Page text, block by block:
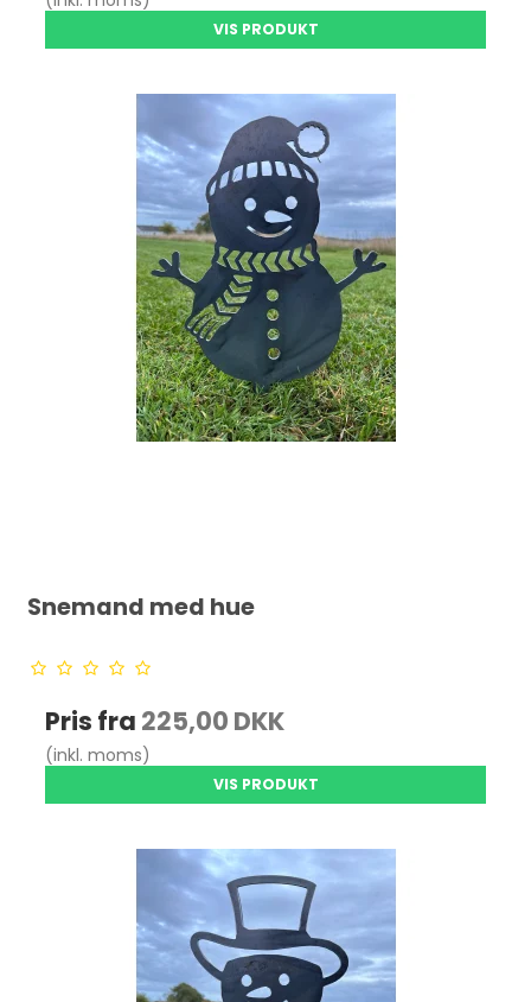
VIS PRODUKT
Snemand med hue
Pris fra 225,00 DKK
(inkl. moms)
VIS PRODUKT